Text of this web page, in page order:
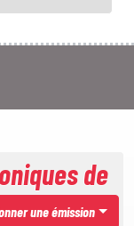
de
une émission